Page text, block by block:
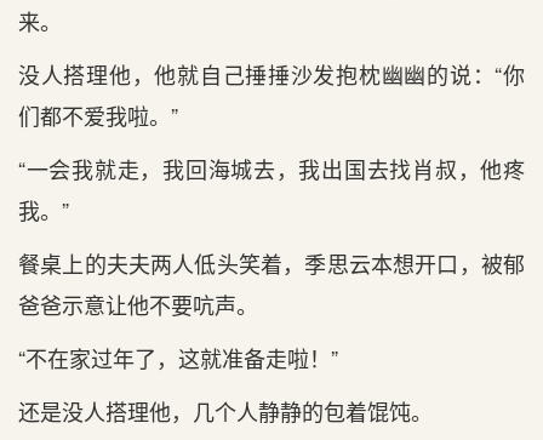
来。
没人搭理他，他就自己捶捶沙发抱枕幽幽的说：“你
们都不爱我啦。”
“一会我就走，我回海城去，我出国去找肖叔，他疼
我。”
餐桌上的夫夫两人低头笑着，季思云本想开口，被郁
爸爸示意让他不要吭声。
“不在家过年了，这就准备走啦！”
还是没人搭理他，几个人静静的包着馄饨。